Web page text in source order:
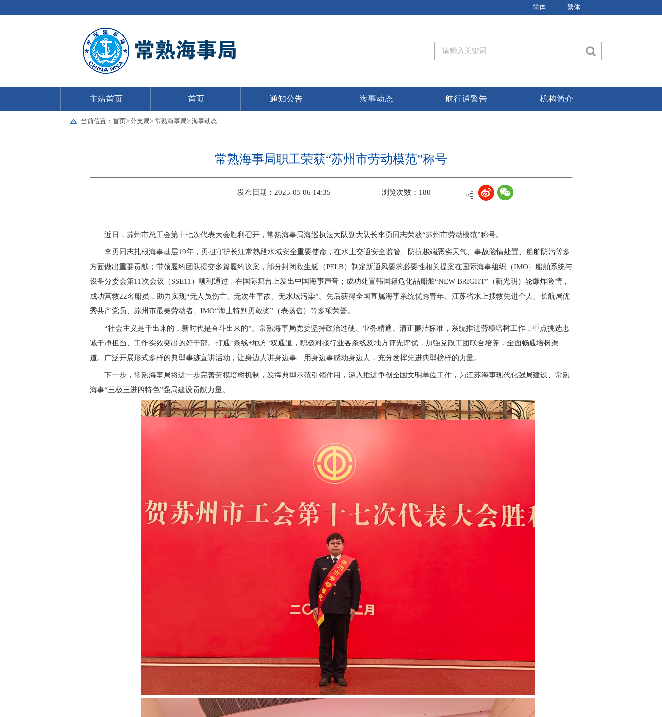
简体 繁体
主站首页 首页 通知公告 海事动态 航行通警告 机构简介
当前位置： 首页> 分支局> 常熟海事局> 海事动态
常熟海事局职工荣获“苏州市劳动模范”称号
发布日期：2025-03-06 14:35 浏览次数： 180
近日，苏州市总工会第十七次代表大会胜利召开，常熟海事局海巡执法大队副大队长李勇同志荣获“苏州市劳动模范”称号。
李勇同志扎根海事基层19年，勇担守护长江常熟段水域安全重要使命，在水上交通安全监管、防抗极端恶劣天气、事故险情处置、船舶防污等多
方面做出重要贡献；带领履约团队提交多篇履约议案，部分封闭救生艇（PELB）制定新通风要求必要性相关提案在国际海事组织（IMO）船舶系统与
设备分委会第11次会议（SSE11）顺利通过，在国际舞台上发出中国海事声音；成功处置韩国籍危化品船舶“NEW BRIGHT”（新光明）轮爆炸险情，
成功营救22名船员，助力实现“无人员伤亡、无次生事故、无水域污染”。先后获得全国直属海事系统优秀青年、江苏省水上搜救先进个人、长航局优
秀共产党员、苏州市最美劳动者、IMO“海上特别勇敢奖”（表扬信）等多项荣誉。
“社会主义是干出来的，新时代是奋斗出来的”。常熟海事局党委坚持政治过硬、业务精通、清正廉洁标准，系统推进劳模培树工作，重点挑选忠
诚干净担当、工作实效突出的好干部。打通“条线+地方”双通道，积极对接行业各条线及地方评先评优，加强党政工团联合培养，全面畅通培树渠
道。广泛开展形式多样的典型事迹宣讲活动，让身边人讲身边事、用身边事感动身边人，充分发挥先进典型榜样的力量。
下一步，常熟海事局将进一步完善劳模培树机制，发挥典型示范引领作用，深入推进争创全国文明单位工作，为江苏海事现代化强局建设、常熟
海事“三极三进四特色”强局建设贡献力量。